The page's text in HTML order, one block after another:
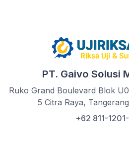
PT. Gaivo Solusi
Ruko Grand Boulevard Blok
5 Citra Raya,
+62 811-